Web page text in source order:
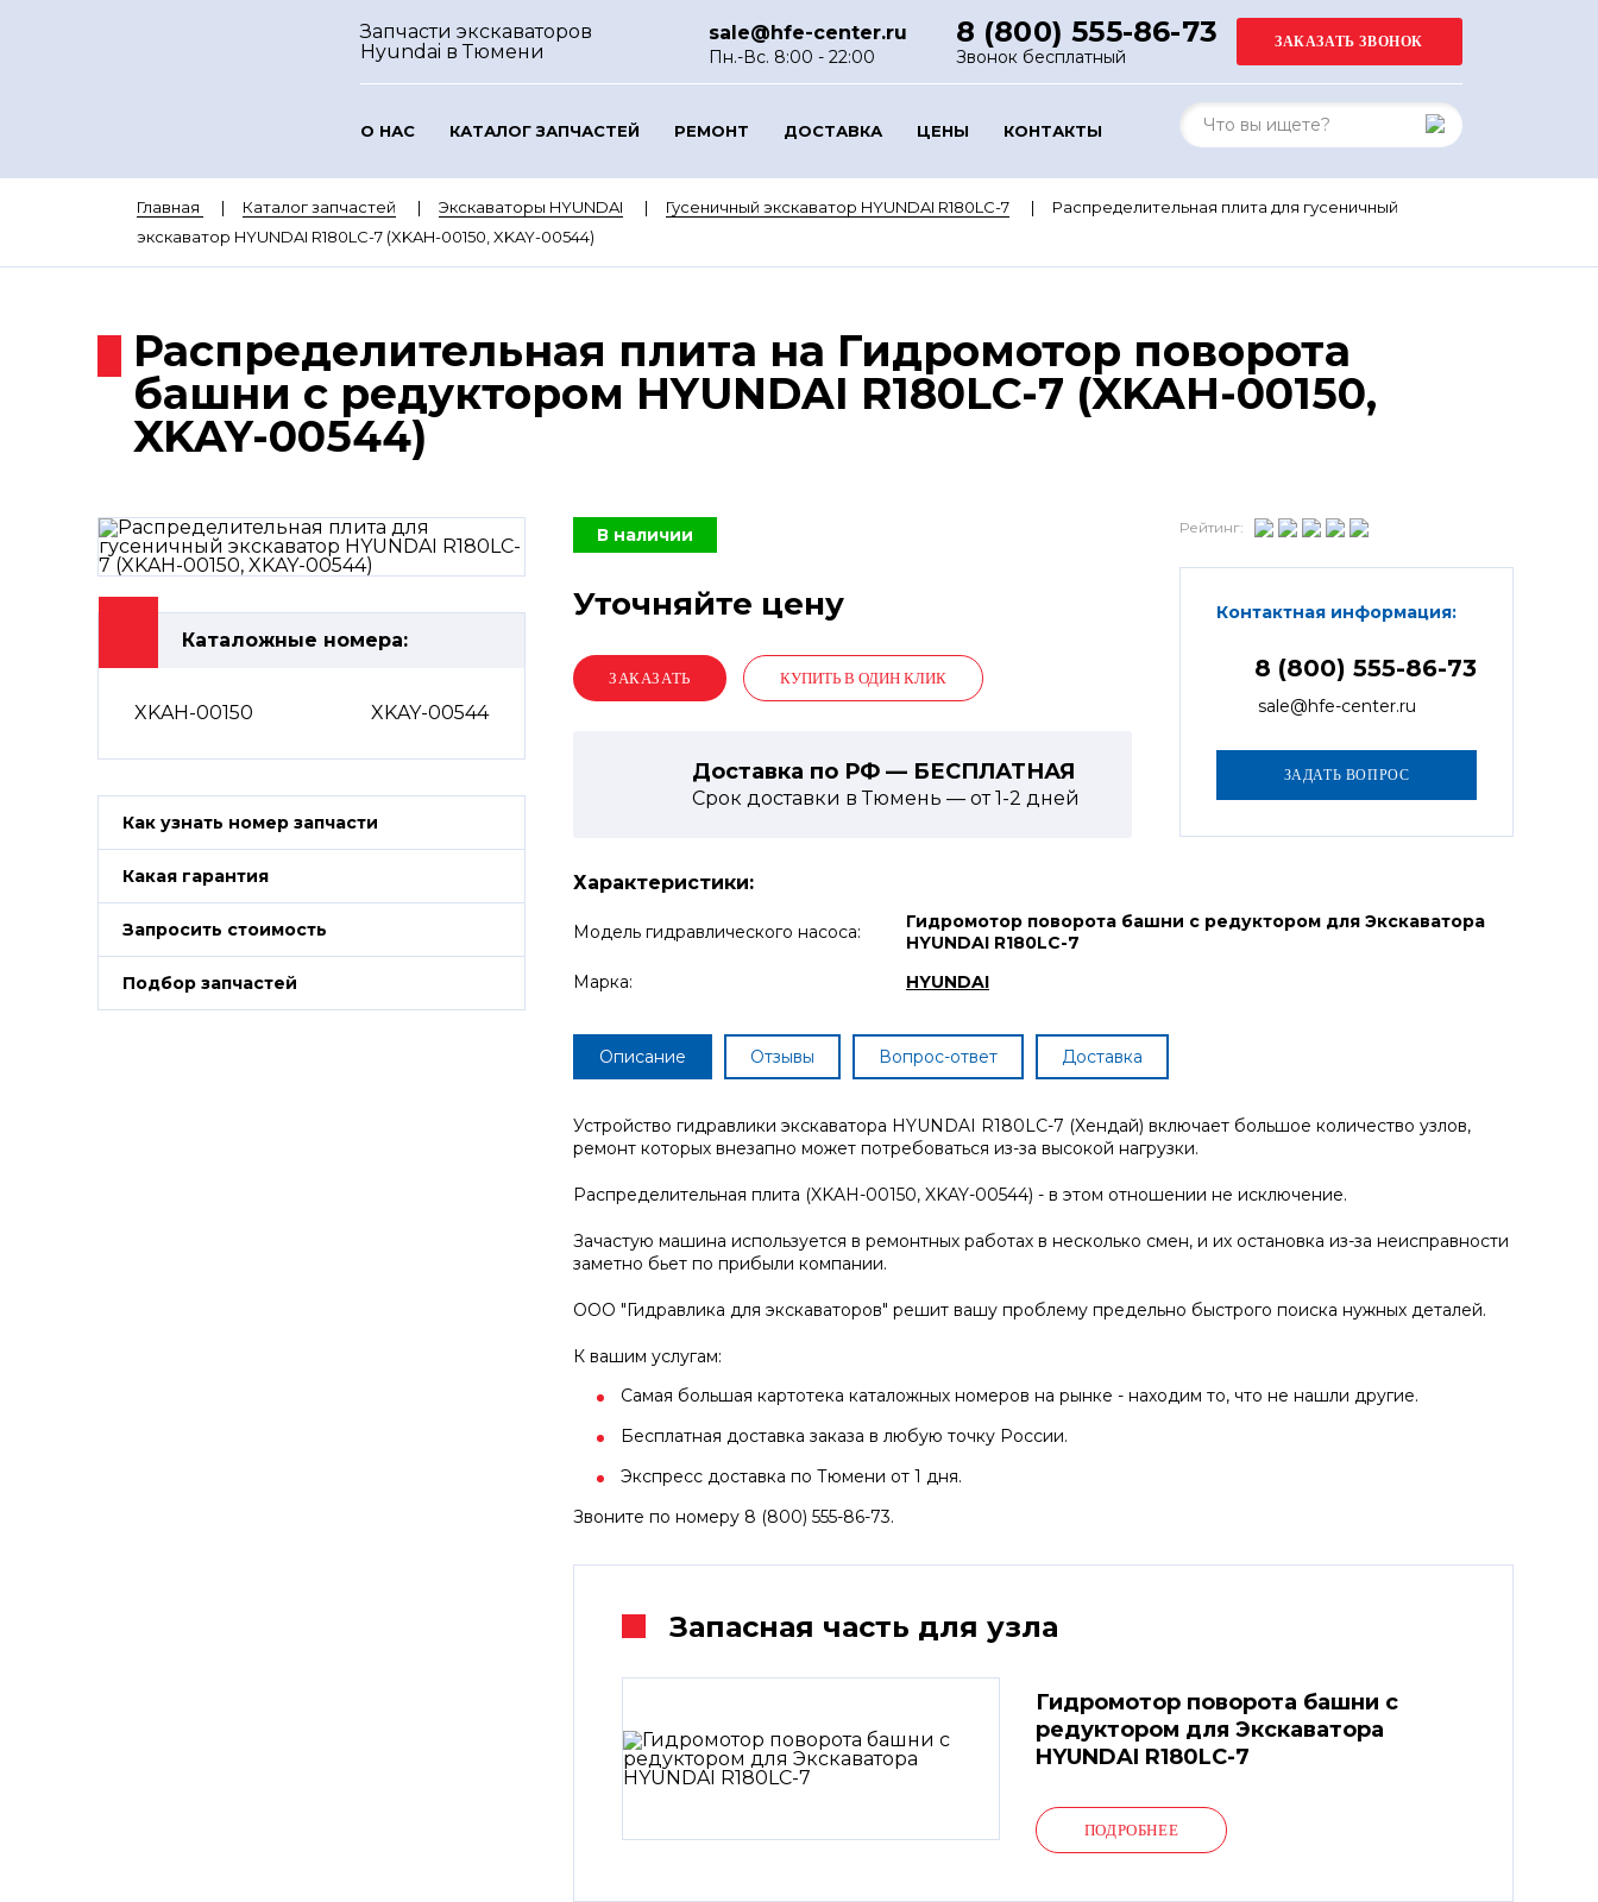
Запчасти экскаваторов
Hyundai в Тюмени
sale@hfe-center.ru
Пн.-Вс. 8:00 - 22:00
8 (800) 555-86-73
Звонок бесплатный
О НАС КАТАЛОГ ЗАПЧАСТЕЙ РЕМОНТ ДОСТАВКА ЦЕНЫ КОНТАКТЫ
Главная Каталог запчастей Экскаваторы HYUNDAI Гусеничный экскаватор HYUNDAI R180LC-7
Распределительная плита для гусеничный
экскаватор HYUNDAI R180LC-7 (XKAH-00150, XKAY-00544)
Распределительная плита на Гидромотор поворота
башни с редуктором HYUNDAI R180LC-7 (XKAH-00150,
XKAY-00544)
Каталожные номера:
XKAH-00150 XKAY-00544
Как узнать номер запчасти
Какая гарантия
Запросить стоимость
Подбор запчастей
В наличии
Уточняйте цену
КУПИТЬ В ОДИН КЛИК
Доставка по РФ — БЕСПЛАТНАЯ
Срок доставки в Тюмень — от1-2 дней
Рейтинг:
Контактная информация:
8 (800) 555-86-73
sale@hfe-center.ru
Характеристики:
Модель гидравлического насоса:
Гидромотор поворота башни с редуктором для Экскаватора
HYUNDAI R180LC-7
Марка:
HYUNDAI
Описание Отзывы Вопрос-ответ Доставка
Устройство гидравлики экскаватора HYUNDAI R180LC-7 (Хендай) включает большое количество узлов,
ремонт которых внезапно может потребоваться из-за высокой нагрузки.
Распределительная плита (XKAH-00150, XKAY-00544) - в этом отношении не исключение.
Зачастую машина используется в ремонтных работах в несколько смен, и их остановка из-за неисправности
заметно бьет по прибыли компании.
ООО "Гидравлика для экскаваторов" решит вашу проблему предельно быстрого поиска нужных деталей.
К вашим услугам:
Самая большая картотека каталожных номеров на рынке - находим то, что не нашли другие.
Бесплатная доставка заказа в любую точку России.
Экспресс доставка по Тюмени от 1 дня.
Звоните по номеру 8 (800) 555-86-73.
Запасная часть для узла
Гидромотор поворота башни с
редуктором для Экскаватора
HYUNDAI R180LC-7
ПОДРОБНЕЕ